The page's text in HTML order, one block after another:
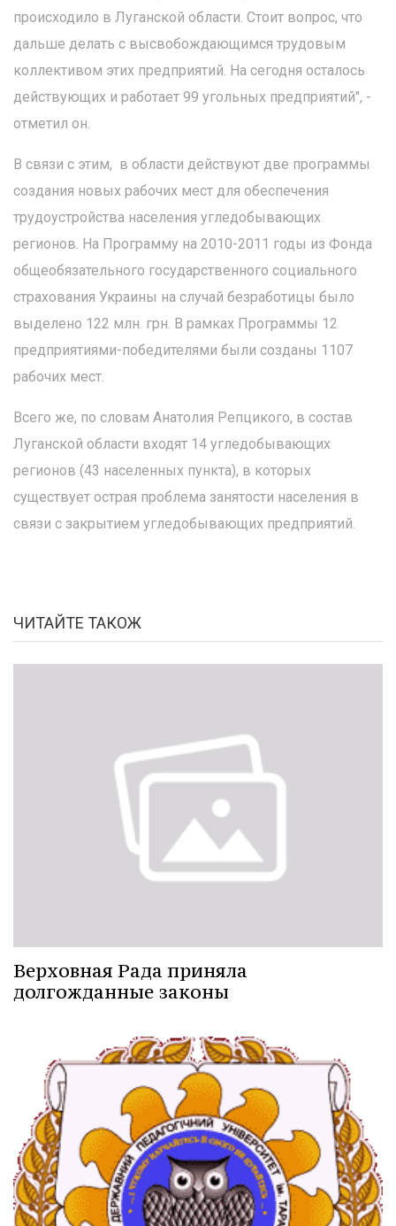
происходило в Луганской области. Стоит вопрос, что
дальше делать с высвобождающимся трудовым
коллективом этих предприятий. На сегодня осталось
действующих и работает 99 угольных предприятий", -
отметил он.
В связи с этим, в области действуют две программы
создания новых рабочих мест для обеспечения
трудоустройства населения угледобывающих
регионов. На Программу на 2010-2011 годы из Фонда
общеобязательного государственного социального
страхования Украины на случай безработицы было
выделено 122 млн. грн. В рамках Программы 12
предприятиями-победителями были созданы 1107
рабочих мест.
Всего же, по словам Анатолия Репцикого, в состав
Луганской области входят 14 угледобывающих
регионов (43 населенных пункта), в которых
существует острая проблема занятости населения в
связи с закрытием угледобывающих предприятий.
ЧИТАЙТЕ ТАКОЖ
Верховная Рада приняла
долгожданные законы